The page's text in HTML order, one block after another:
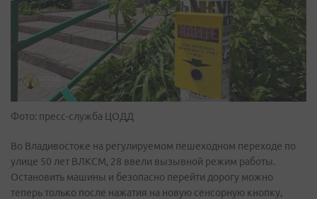
Фото: пресс-служба ЦОДД
Во Владивостоке на регулируемом пешеходном переходе по
улице 50 лет ВЛКСМ, 28 ввели вызывной режим работы.
Остановить машины и безопасно перейти дорогу можно
теперь только после нажатия на новую сенсорную кнопку,